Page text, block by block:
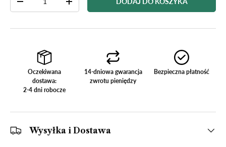
-
+
Oczekiwana
dostawa:
2-4 dni robocze
14-dniowa gwarancja
zwrotu pieniędzy
Bezpieczna płatność
Wysyłka i Dostawa